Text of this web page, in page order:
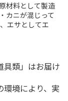
材料として製造
カニが混じって
エサとしてエ
具類」はお届け
環境により、実